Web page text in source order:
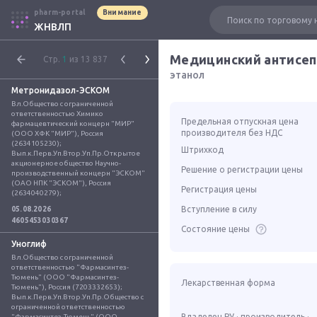
pharm-portal Внимание
ЖНВЛП
Стр. 1 из 13 837
Метронидазол-ЭСКОМ
Вл.Общество с ограниченной
ответственностью Химико
фармацевтический концерн "МИР"
(ООО ХФК "МИР"), Россия
(2634105230);
Вып.к.Перв.Уп.Втор.Уп.Пр.Открытое
акционерное общество Научно-
производственный концерн "ЭСКОМ"
(ОАО НПК "ЭСКОМ"), Россия
(2634040279);
05.08.2026
4605453030367
Уноглиф
Вл.Общество с ограниченной
ответственностью "Фармасинтез-
Тюмень" (ООО "Фармасинтез-
Тюмень"), Россия (7203332653);
Вып.к.Перв.Уп.Втор.Уп.Пр.Общество с
ограниченной ответственностью
Медицинский
этанол
Предельная отпускная цена
производителя без НДС
Штрихкод
Решение о регистрации цены
Регистрация цены
Вступление в силу
Состояние цены
Лекарственная форма